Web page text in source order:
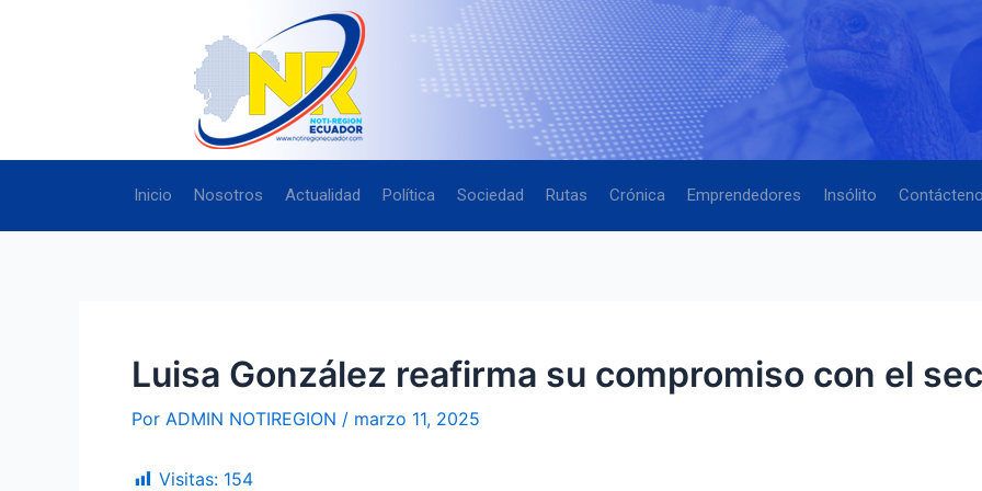
Inicio Nosotros Actualidad Política Sociedad Rutas Crónica Emprendedores Insólito
Luisa González reafirma su compromiso con el
Por ADMIN NOTIREGION / marzo 11, 2025
Visitas: 154
entradas